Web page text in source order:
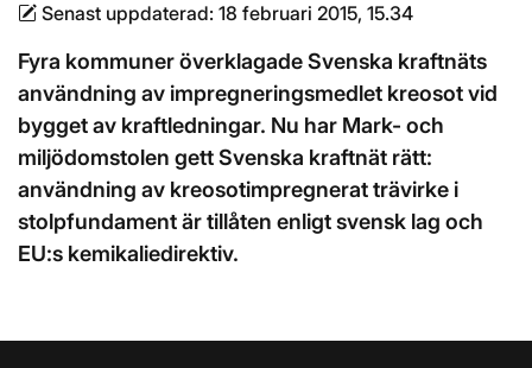
Senast uppdaterad: 18 februari 2015, 15.34
Fyra kommuner överklagade Svenska kraftnäts
användning av impregneringsmedlet kreosot vid
bygget av kraftledningar. Nu har Mark- och
miljödomstolen gett Svenska kraftnät rätt:
användning av kreosotimpregnerat trävirke i
stolpfundament är tillåten enligt svensk lag och
EU:s kemikaliedirektiv.